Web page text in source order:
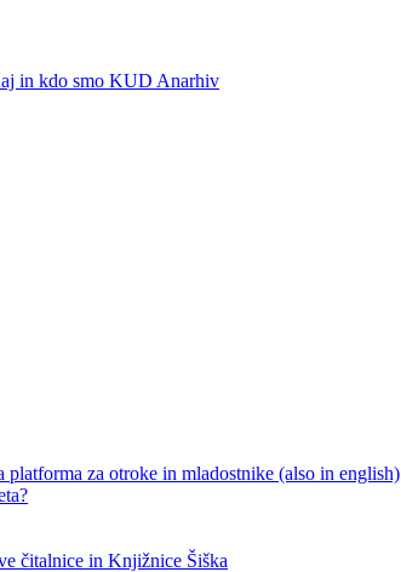
in kdo smo KUD Anarhiv
za otroke in mladostnike (also in english)
čitalnice in Knjižnice Šiška